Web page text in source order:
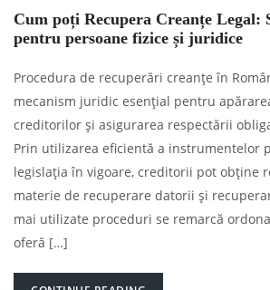
Cum poți Recupera Creanțe Legal:
pentru persoane fizice și juridice
Procedura de recuperări creanțe în
mecanism juridic esențial pentru
creditorilor și asigurarea respectării
Prin utilizarea eficientă a instrumentelor
legislația în vigoare, creditorii pot obține
materie de recuperare datorii și
mai utilizate proceduri se remarcă
oferă […]